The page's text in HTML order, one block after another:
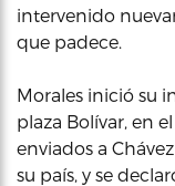
intervenido
que padece.
Morales inició su
plaza Bolívar, en
enviados a
su país, y se